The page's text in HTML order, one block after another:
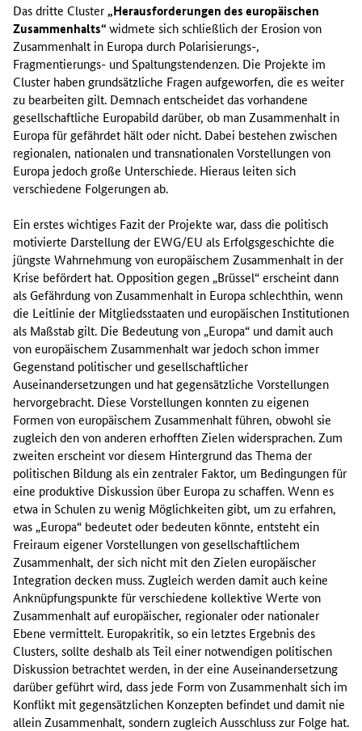
Das dritte Cluster„Herausforderungen des europäischen
Zusammenhalts“widmete sich schließlich der Erosion von
Zusammenhalt in Europa durch Polarisierungs-,
Fragmentierungs- und Spaltungstendenzen. Die Projekte im
Cluster haben grundsätzliche Fragen aufgeworfen, die es weiter
zu bearbeiten gilt. Demnach entscheidet das vorhandene
gesellschaftliche Europabild darüber, ob man Zusammenhalt in
Europa für gefährdet hält oder nicht. Dabei bestehen zwischen
regionalen, nationalen und transnationalen Vorstellungen von
Europa jedoch große Unterschiede. Hieraus leiten sich
verschiedene Folgerungen ab.
Ein erstes wichtiges Fazit der Projekte war, dass die politisch
motivierte Darstellung der EWG/EU als Erfolgsgeschichte die
jüngste Wahrnehmung von europäischem Zusammenhalt in der
Krise befördert hat. Opposition gegen „Brüssel“ erscheint dann
als Gefährdung von Zusammenhalt in Europa schlechthin, wenn
die Leitlinie der Mitgliedsstaaten und europäischen Institutionen
als Maßstab gilt. Die Bedeutung von „Europa“ und damit auch
von europäischem Zusammenhalt war jedoch schon immer
Gegenstand politischer und gesellschaftlicher
Auseinandersetzungen und hat gegensätzliche Vorstellungen
hervorgebracht. Diese Vorstellungen konnten zu eigenen
Formen von europäischem Zusammenhalt führen, obwohl sie
zugleich den von anderen erhofften Zielen widersprachen. Zum
zweiten erscheint vor diesem Hintergrund das Thema der
politischen Bildung als ein zentraler Faktor, um Bedingungen für
eine produktive Diskussion über Europa zu schaffen. Wenn es
etwa in Schulen zu wenig Möglichkeiten gibt, um zu erfahren,
was „Europa“ bedeutet oder bedeuten könnte, entsteht ein
Freiraum eigener Vorstellungen von gesellschaftlichem
Zusammenhalt, der sich nicht mit den Zielen europäischer
Integration decken muss. Zugleich werden damit auch keine
Anknüpfungspunkte für verschiedene kollektive Werte von
Zusammenhalt auf europäischer, regionaler oder nationaler
Ebene vermittelt. Europakritik, so ein letztes Ergebnis des
Clusters, sollte deshalb als Teil einer notwendigen politischen
Diskussion betrachtet werden, in der eine Auseinandersetzung
darüber geführt wird, dass jede Form von Zusammenhalt sich im
Konflikt mit gegensätzlichen Konzepten befindet und damit nie
allein Zusammenhalt, sondern zugleich Ausschluss zur Folge hat.